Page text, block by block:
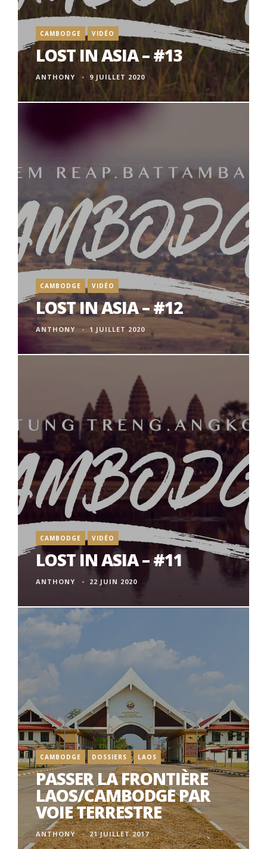
CAMBODGE VIDÉO
LOST IN ASIA – #13
ANTHONY 9 JUILLET 2020
CAMBODGE VIDÉO
LOST IN ASIA – #12
ANTHONY 1 JUILLET 2020
CAMBODGE VIDÉO
LOST IN ASIA – #11
ANTHONY 22 JUIN 2020
CAMBODGE DOSSIERS LAOS
PASSER LA FRONTIÈRE
LAOS/CAMBODGE PAR
VOIE TERRESTRE
ANTHONY 21 JUILLET 2017